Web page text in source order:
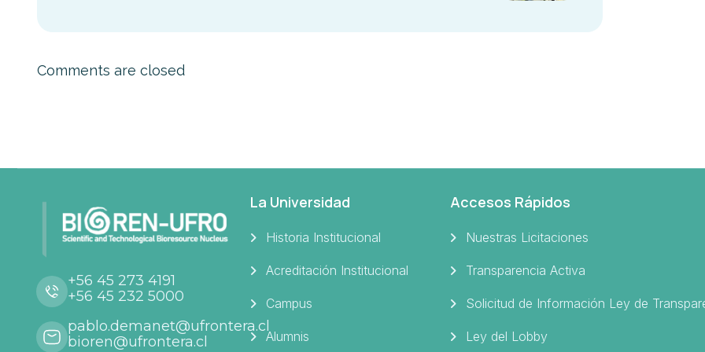
Comments are closed
+56 45 273 4191
+56 45 232 5000
pablo.demanet@ufrontera.cl
bioren@ufrontera.cl
La Universidad
Historia Institucional
Acreditación Institucional
Campus
Alumnis
Accesos Rápidos
Nuestras Licitaciones
Transparencia Activa
Solicitud de Información Ley de
Ley del Lobby